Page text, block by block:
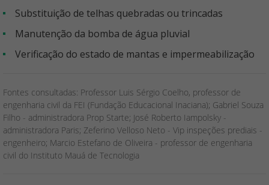
Substituição de telhas quebradas ou trincadas
Manutenção da bomba de água pluvial
Verificação do estado de mantas e impermeabilização
Fontes consultadas: Professor Luis Sérgio Coelho, professor de
engenharia civil da FEI (Fundação Educacional Inaciana); Gabriel Souza
Filho - administradora Prop Starte; José Roberto Iampolsky -
administradora Paris; Zeferino Velloso Neto - Vip inspeções prediais -
engenheiro; Marcio Estefano de Oliveira - professor de engenharia
civil do Instituto Mauá de Tecnologia